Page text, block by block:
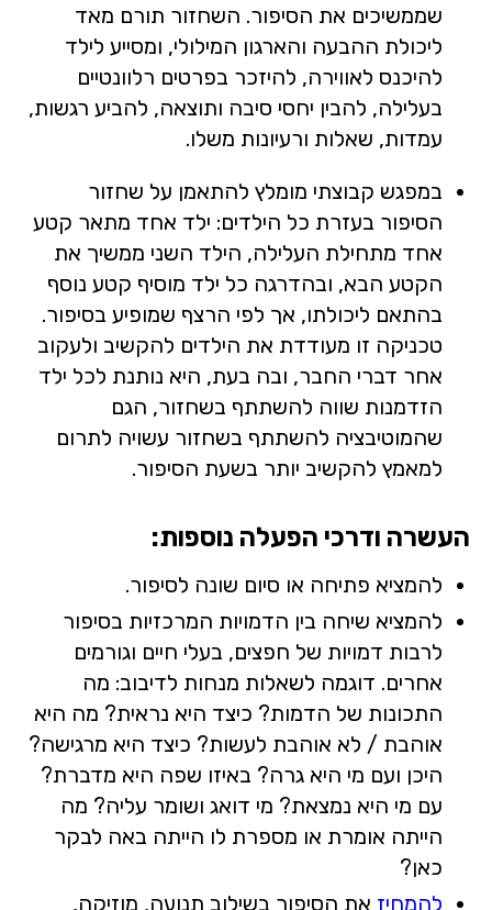
שממשיכים את הסיפור. השחזור תורם מאד
ליכולת ההבעה והארגון המילולי, ומסייע לילד
להיכנס לאווירה, להיזכר בפרטים רלוונטיים
בעלילה, להבין יחסי סיבה ותוצאה, להביע רגשות,
עמדות, שאלות ורעיונות משלו.
במפגש קבוצתי מומלץ להתאמן על שחזור
הסיפור בעזרת כל הילדים: ילד אחד מתאר קטע
אחד מתחילת העלילה, הילד השני ממשיך את
הקטע הבא, ובהדרגה כל ילד מוסיף קטע נוסף
בהתאם ליכולתו, אך לפי הרצף שמופיע בסיפור.
טכניקה זו מעודדת את הילדים להקשיב ולעקוב
אחר דברי החבר, ובה בעת, היא נותנת לכל ילד
הזדמנות שווה להשתתף בשחזור, הגם
שהמוטיבציה להשתתף בשחזור עשויה לתרום
למאמץ להקשיב יותר בשעת הסיפור.
העשרה ודרכי הפעלה נוספות:
להמציא פתיחה או סיום שונה לסיפור.
להמציא שיחה בין הדמויות המרכזיות בסיפור
לרבות דמויות של חפצים, בעלי חיים וגורמים
אחרים. דוגמה לשאלות מנחות לדיבוב: מה
התכונות של הדמות? כיצד היא נראית? מה היא
אוהבת / לא אוהבת לעשות? כיצד היא מרגישה?
היכן ועם מי היא גרה? באיזו שפה היא מדברת?
עם מי היא נמצאת? מי דואג ושומר עליה? מה
הייתה אומרת או מספרת לו הייתה באה לבקר
כאן?
להמחיז את הסיפור בשילוב תנועה, מוזיקה,